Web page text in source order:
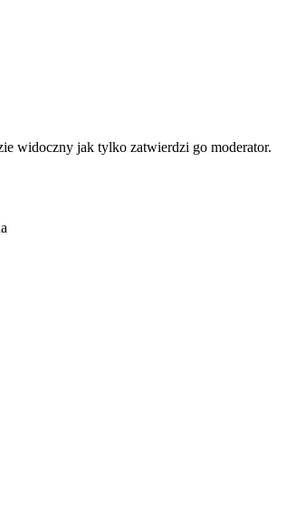
widoczny jak tylko zatwierdzi go moderator.